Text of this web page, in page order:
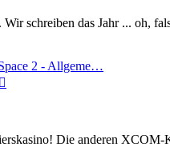
schreiben das Jahr ... oh,
2 - Allgeme…
Die anderen XCOM-